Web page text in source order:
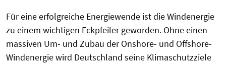
Für eine erfolgreiche Energiewende ist die Windenergie
zu einem wichtigen Eckpfeiler geworden. Ohne einen
massiven Um- und Zubau der Onshore- und Offshore-
Windenergie wird Deutschland seine Klimaschutzziele